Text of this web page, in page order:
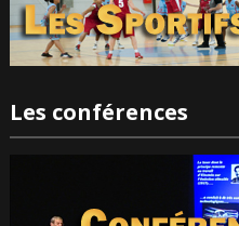
Les conférences